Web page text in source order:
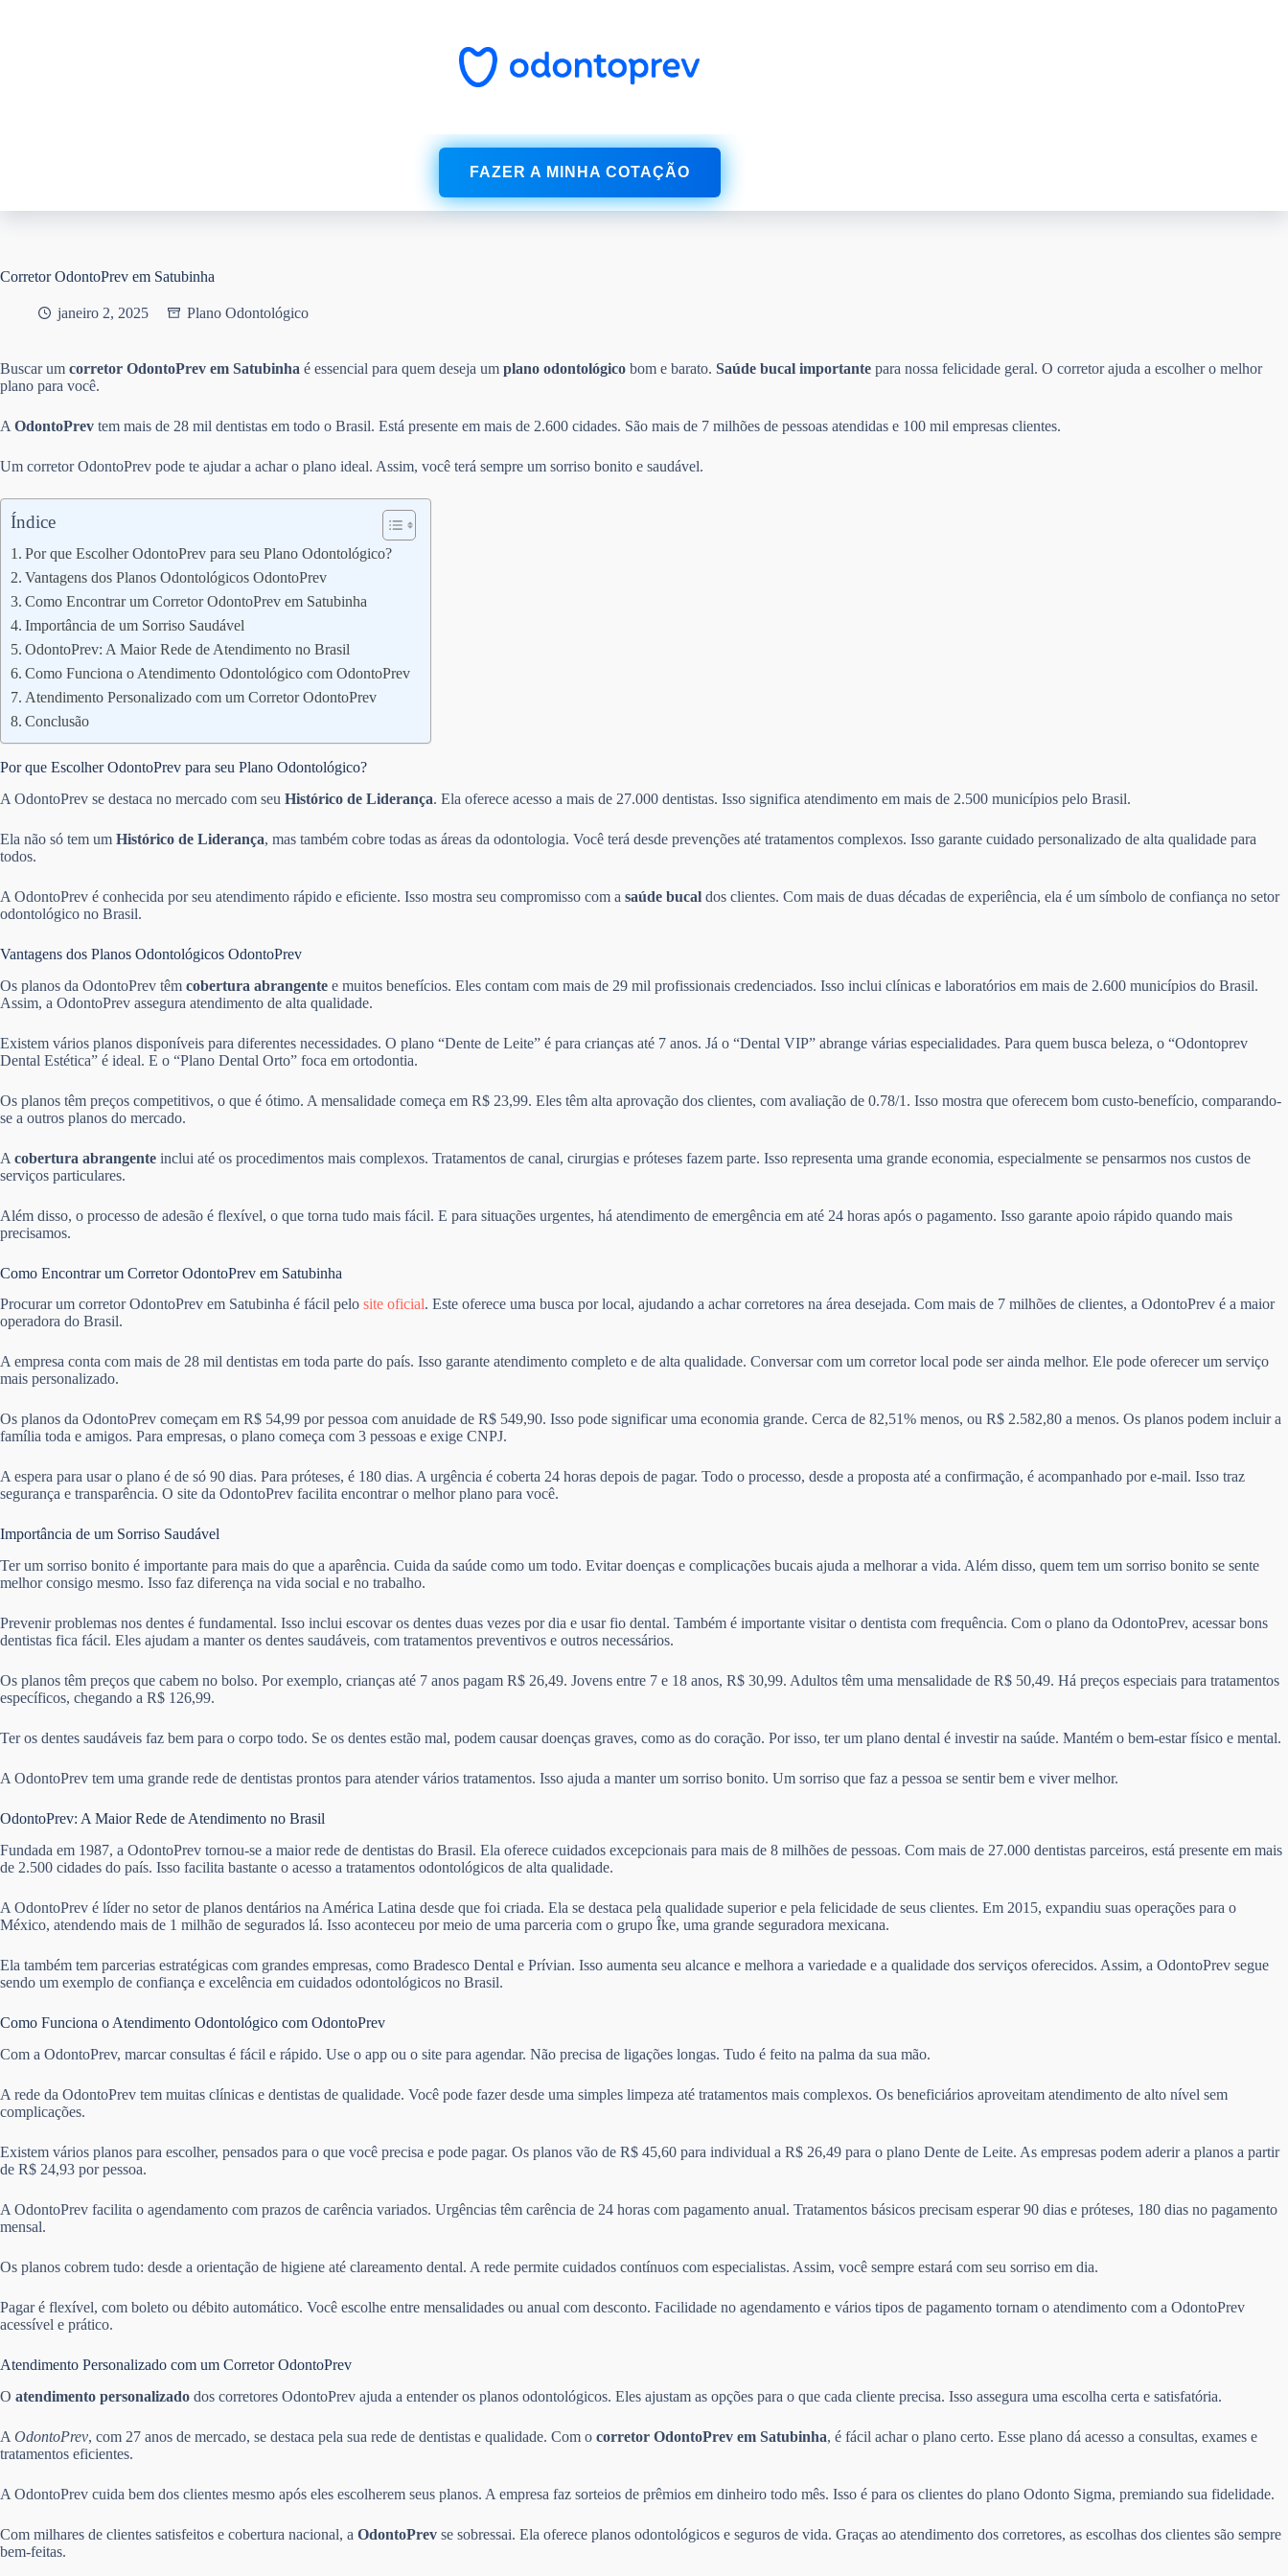
FAZER A MINHA COTAÇÃO
Corretor OdontoPrev em Satubinha
janeiro 2, 2025 Plano Odontológico
Buscar um corretor OdontoPrev em Satubinha é essencial para quem deseja um plano odontológico bom e barato. Saúde bucal importante para nossa felicidade geral. O corretor ajuda a escolher o melhor
plano para você.
A OdontoPrev tem mais de 28 mil dentistas em todo o Brasil. Está presente em mais de 2.600 cidades. São mais de 7 milhões de pessoas atendidas e 100 mil empresas clientes.
Um corretor OdontoPrev pode te ajudar a achar o plano ideal. Assim, você terá sempre um sorriso bonito e saudável.
Índice
Por que Escolher OdontoPrev para seu Plano Odontológico?
Vantagens dos Planos Odontológicos OdontoPrev
Como Encontrar um Corretor OdontoPrev em Satubinha
Importância de um Sorriso Saudável
OdontoPrev: A Maior Rede de Atendimento no Brasil
Como Funciona o Atendimento Odontológico com OdontoPrev
Atendimento Personalizado com um Corretor OdontoPrev
Conclusão
Por que Escolher OdontoPrev para seu Plano Odontológico?
A OdontoPrev se destaca no mercado com seu Histórico de Liderança. Ela oferece acesso a mais de 27.000 dentistas. Isso significa atendimento em mais de 2.500 municípios pelo Brasil.
Ela não só tem um Histórico de Liderança, mas também cobre todas as áreas da odontologia. Você terá desde prevenções até tratamentos complexos. Isso garante cuidado personalizado de alta qualidade para
todos.
A OdontoPrev é conhecida por seu atendimento rápido e eficiente. Isso mostra seu compromisso com a saúde bucal dos clientes. Com mais de duas décadas de experiência, ela é um símbolo de confiança no setor
odontológico no Brasil.
Vantagens dos Planos Odontológicos OdontoPrev
Os planos da OdontoPrev têm cobertura abrangente e muitos benefícios. Eles contam com mais de 29 mil profissionais credenciados. Isso inclui clínicas e laboratórios em mais de 2.600 municípios do Brasil.
Assim, a OdontoPrev assegura atendimento de alta qualidade.
Existem vários planos disponíveis para diferentes necessidades. O plano “Dente de Leite” é para crianças até 7 anos. Já o “Dental VIP” abrange várias especialidades. Para quem busca beleza, o “Odontoprev
Dental Estética” é ideal. E o “Plano Dental Orto” foca em ortodontia.
Os planos têm preços competitivos, o que é ótimo. A mensalidade começa em R$ 23,99. Eles têm alta aprovação dos clientes, com avaliação de 0.78/1. Isso mostra que oferecem bom custo-benefício, comparando-
se a outros planos do mercado.
A cobertura abrangente inclui até os procedimentos mais complexos. Tratamentos de canal, cirurgias e próteses fazem parte. Isso representa uma grande economia, especialmente se pensarmos nos custos de
serviços particulares.
Além disso, o processo de adesão é flexível, o que torna tudo mais fácil. E para situações urgentes, há atendimento de emergência em até 24 horas após o pagamento. Isso garante apoio rápido quando mais
precisamos.
Como Encontrar um Corretor OdontoPrev em Satubinha
Procurar um corretor OdontoPrev em Satubinha é fácil pelo site oficial. Este oferece uma busca por local, ajudando a achar corretores na área desejada. Com mais de 7 milhões de clientes, a OdontoPrev é a maior
operadora do Brasil.
A empresa conta com mais de 28 mil dentistas em toda parte do país. Isso garante atendimento completo e de alta qualidade. Conversar com um corretor local pode ser ainda melhor. Ele pode oferecer um serviço
mais personalizado.
Os planos da OdontoPrev começam em R$ 54,99 por pessoa com anuidade de R$ 549,90. Isso pode significar uma economia grande. Cerca de 82,51% menos, ou R$ 2.582,80 a menos. Os planos podem incluir a
família toda e amigos. Para empresas, o plano começa com 3 pessoas e exige CNPJ.
A espera para usar o plano é de só 90 dias. Para próteses, é 180 dias. A urgência é coberta 24 horas depois de pagar. Todo o processo, desde a proposta até a confirmação, é acompanhado por e-mail. Isso traz
segurança e transparência. O site da OdontoPrev facilita encontrar o melhor plano para você.
Importância de um Sorriso Saudável
Ter um sorriso bonito é importante para mais do que a aparência. Cuida da saúde como um todo. Evitar doenças e complicações bucais ajuda a melhorar a vida. Além disso, quem tem um sorriso bonito se sente
melhor consigo mesmo. Isso faz diferença na vida social e no trabalho.
Prevenir problemas nos dentes é fundamental. Isso inclui escovar os dentes duas vezes por dia e usar fio dental. Também é importante visitar o dentista com frequência. Com o plano da OdontoPrev, acessar bons
dentistas fica fácil. Eles ajudam a manter os dentes saudáveis, com tratamentos preventivos e outros necessários.
Os planos têm preços que cabem no bolso. Por exemplo, crianças até 7 anos pagam R$ 26,49. Jovens entre 7 e 18 anos, R$ 30,99. Adultos têm uma mensalidade de R$ 50,49. Há preços especiais para tratamentos
específicos, chegando a R$ 126,99.
Ter os dentes saudáveis faz bem para o corpo todo. Se os dentes estão mal, podem causar doenças graves, como as do coração. Por isso, ter um plano dental é investir na saúde. Mantém o bem-estar físico e mental.
A OdontoPrev tem uma grande rede de dentistas prontos para atender vários tratamentos. Isso ajuda a manter um sorriso bonito. Um sorriso que faz a pessoa se sentir bem e viver melhor.
OdontoPrev: A Maior Rede de Atendimento no Brasil
Fundada em 1987, a OdontoPrev tornou-se a maior rede de dentistas do Brasil. Ela oferece cuidados excepcionais para mais de 8 milhões de pessoas. Com mais de 27.000 dentistas parceiros, está presente em mais
de 2.500 cidades do país. Isso facilita bastante o acesso a tratamentos odontológicos de alta qualidade.
A OdontoPrev é líder no setor de planos dentários na América Latina desde que foi criada. Ela se destaca pela qualidade superior e pela felicidade de seus clientes. Em 2015, expandiu suas operações para o
México, atendendo mais de 1 milhão de segurados lá. Isso aconteceu por meio de uma parceria com o grupo Îke, uma grande seguradora mexicana.
Ela também tem parcerias estratégicas com grandes empresas, como Bradesco Dental e Prívian. Isso aumenta seu alcance e melhora a variedade e a qualidade dos serviços oferecidos. Assim, a OdontoPrev segue
sendo um exemplo de confiança e excelência em cuidados odontológicos no Brasil.
Como Funciona o Atendimento Odontológico com OdontoPrev
Com a OdontoPrev, marcar consultas é fácil e rápido. Use o app ou o site para agendar. Não precisa de ligações longas. Tudo é feito na palma da sua mão.
A rede da OdontoPrev tem muitas clínicas e dentistas de qualidade. Você pode fazer desde uma simples limpeza até tratamentos mais complexos. Os beneficiários aproveitam atendimento de alto nível sem
complicações.
Existem vários planos para escolher, pensados para o que você precisa e pode pagar. Os planos vão de R$ 45,60 para individual a R$ 26,49 para o plano Dente de Leite. As empresas podem aderir a planos a partir
de R$ 24,93 por pessoa.
A OdontoPrev facilita o agendamento com prazos de carência variados. Urgências têm carência de 24 horas com pagamento anual. Tratamentos básicos precisam esperar 90 dias e próteses, 180 dias no pagamento
mensal.
Os planos cobrem tudo: desde a orientação de higiene até clareamento dental. A rede permite cuidados contínuos com especialistas. Assim, você sempre estará com seu sorriso em dia.
Pagar é flexível, com boleto ou débito automático. Você escolhe entre mensalidades ou anual com desconto. Facilidade no agendamento e vários tipos de pagamento tornam o atendimento com a OdontoPrev
acessível e prático.
Atendimento Personalizado com um Corretor OdontoPrev
O atendimento personalizado dos corretores OdontoPrev ajuda a entender os planos odontológicos. Eles ajustam as opções para o que cada cliente precisa. Isso assegura uma escolha certa e satisfatória.
A OdontoPrev, com 27 anos de mercado, se destaca pela sua rede de dentistas e qualidade. Com o corretor OdontoPrev em Satubinha, é fácil achar o plano certo. Esse plano dá acesso a consultas, exames e
tratamentos eficientes.
A OdontoPrev cuida bem dos clientes mesmo após eles escolherem seus planos. A empresa faz sorteios de prêmios em dinheiro todo mês. Isso é para os clientes do plano Odonto Sigma, premiando sua fidelidade.
Com milhares de clientes satisfeitos e cobertura nacional, a OdontoPrev se sobressai. Ela oferece planos odontológicos e seguros de vida. Graças ao atendimento dos corretores, as escolhas dos clientes são sempre
bem-feitas.